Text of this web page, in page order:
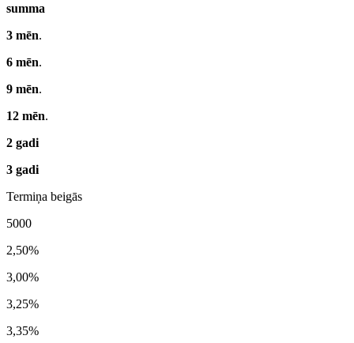
summa
3 mēn.
6 mēn.
9 mēn.
12 mēn.
2 gadi
3 gadi
Termiņa beigās
5000
2,50%
3,00%
3,25%
3,35%